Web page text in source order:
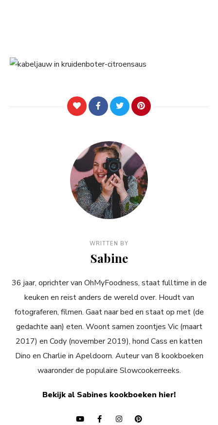
WRITTEN BY
Sabine
36 jaar, oprichter van OhMyFoodness, staat fulltime in de
keuken en reist anders de wereld over. Houdt van
fotograferen, filmen. Gaat naar bed en staat op met (de
gedachte aan) eten. Woont samen zoontjes Vic (maart
2017) en Cody (november 2019), hond Cass en katten
Dino en Charlie in Apeldoorn. Auteur van 8 kookboeken
waaronder de populaire Slowcookerreeks.
Bekijk al Sabines kookboeken hier!